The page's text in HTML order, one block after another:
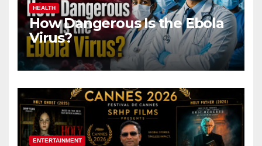
HEALTH
How Dangerous Is the Ebola
Virus?
ENTERTAINMENT